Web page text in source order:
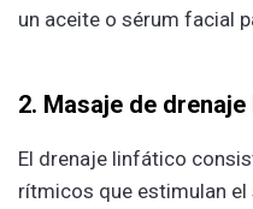
un aceite o sérum facial
2. Masaje de
El drenaje linfático
rítmicos que estimulan